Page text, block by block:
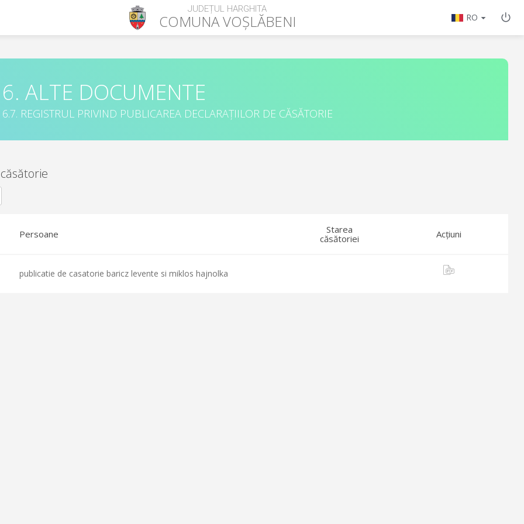
JUDEȚUL HARGHITA
COMUNAVOȘLĂBENI RO
6. ALTE DOCUMENTE
6.7. REGISTRUL PRIVIND PUBLICAREA DECLARAȚIILOR DE CĂSĂTORIE
Persoane
Starea
căsătoriei
Acțiuni
publicatie de casatorie baricz levente si miklos hajnolka